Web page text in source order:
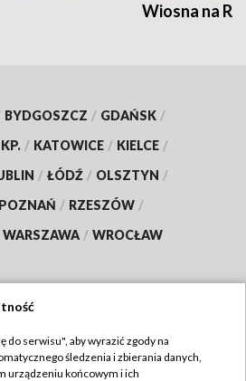
Wiosna na
BYDGOSZCZ / GDAŃSK /
/ KATOWICE / KIELCE /
/ ŁÓDŹ / OLSZTYN /
POZNAŃ / RZESZÓW /
WARSZAWA / WROCŁAW
TVP
do serwisu", aby wyrazić zgody na
śledzenia i zbierania danych,
urządzeniu końcowym i ich